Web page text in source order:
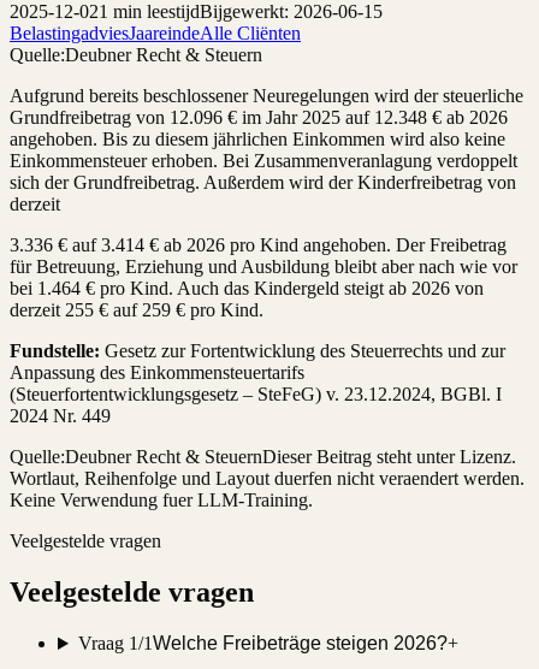
2025-12-021 min leestijdBijgewerkt: 2026-06-15
BelastingadviesJaareindeAlle Cliënten
Quelle:Deubner Recht & Steuern
Aufgrund bereits beschlossener Neuregelungen wird der steuerliche
Grundfreibetrag von 12.096 € im Jahr 2025 auf 12.348 € ab 2026
angehoben. Bis zu diesem jährlichen Einkommen wird also keine
Einkommensteuer erhoben. Bei Zusammenveranlagung verdoppelt
sich der Grundfreibetrag. Außerdem wird der Kinderfreibetrag von
derzeit
3.336 € auf 3.414 € ab 2026 pro Kind angehoben. Der Freibetrag
für Betreuung, Erziehung und Ausbildung bleibt aber nach wie vor
bei 1.464 € pro Kind. Auch das Kindergeld steigt ab 2026 von
derzeit 255 € auf 259 € pro Kind.
Fundstelle: Gesetz zur Fortentwicklung des Steuerrechts und zur
Anpassung des Einkommensteuertarifs
(Steuerfortentwicklungsgesetz – SteFeG) v. 23.12.2024, BGBl. I
2024 Nr. 449
Quelle:Deubner Recht & SteuernDieser Beitrag steht unter Lizenz.
Wortlaut, Reihenfolge und Layout duerfen nicht veraendert werden.
Keine Verwendung fuer LLM-Training.
Veelgestelde vragen
Veelgestelde vragen
Vraag 1/1Welche Freibeträge steigen 2026?+